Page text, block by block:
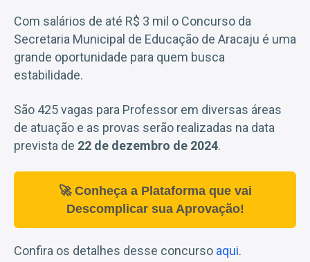
Com salários de até R$ 3 mil o Concurso da
Secretaria Municipal de Educação de Aracaju é uma
grande oportunidade para quem busca
estabilidade.
São 425 vagas para Professor em diversas áreas
de atuação e as provas serão realizadas na data
prevista de 22 de dezembro de 2024.
🚀 Conheça a Plataforma que vai
Descomplicar sua Aprovação!
Confira os detalhes desse concurso aqui.